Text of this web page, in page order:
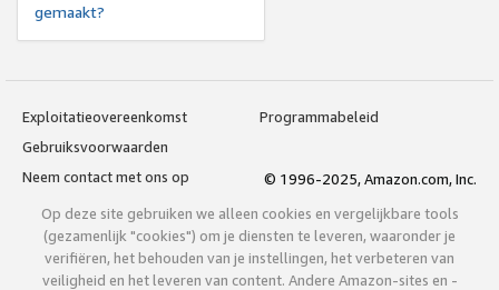
gemaakt?
Exploitatieovereenkomst
Programmabeleid
Gebruiksvoorwaarden
Neem contact met ons op
© 1996-2025, Amazon.com, Inc.
Op deze site gebruiken we alleen cookies en vergelijkbare tools
(gezamenlijk "cookies") om je diensten te leveren, waaronder je
verifiëren, het behouden van je instellingen, het verbeteren van
veiligheid en het leveren van content. Andere Amazon-sites en -